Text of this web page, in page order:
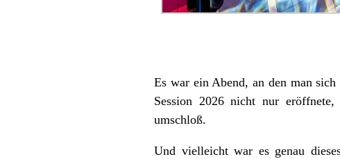
Es war ein Abend, an den man
Session 2026 nicht nur
umschloß.
Und vielleicht war es genau